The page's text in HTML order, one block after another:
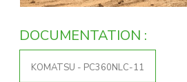
DOCUMENTATION :
KOMATSU - PC360NLC-11